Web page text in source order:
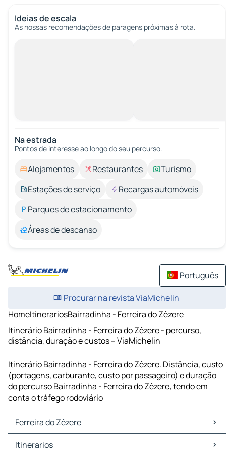
Ideias de escala
As nossas recomendações de paragens próximas à rota.
Na estrada
Pontos de interesse ao longo do seu percurso.
Alojamentos Restaurantes
Turismo
Estações de serviço
Recargas automóveis
Parques de estacionamento
Áreas de descanso
Português
Procurar na revista ViaMichelin
HomeItinerariosBairradinha - Ferreira do Zêzere
Itinerário Bairradinha - Ferreira do Zêzere - percurso,
distância, duração e custos – ViaMichelin
Itinerário Bairradinha - Ferreira do Zêzere. Distância, custo
(portagens, carburante, custo por passageiro) e duração
do percurso Bairradinha - Ferreira do Zêzere, tendo em
conta o tráfego rodoviário
Ferreira do Zêzere
Ferreira do Zêzere Mapas Plantas
Itinerarios